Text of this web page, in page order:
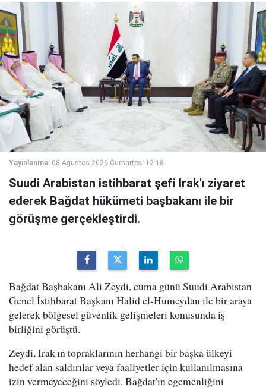
Yayınlanma: 08 Ağustos 2026 Cumartesi 12:18
Suudi Arabistan istihbarat şefi Irak'ı ziyaret
ederek Bağdat hükümeti başbakanı ile bir
görüşme gerçekleştirdi.
Bağdat Başbakanı Ali Zeydi, cuma günü Suudi Arabistan
Genel İstihbarat Başkanı Halid el-Humeydan ile bir araya
gelerek bölgesel güvenlik gelişmeleri konusunda iş
birliğini görüştü.
Zeydi, Irak'ın topraklarının herhangi bir başka ülkeyi
hedef alan saldırılar veya faaliyetler için kullanılmasına
izin vermeyeceğini söyledi. Bağdat'ın egemenliğini